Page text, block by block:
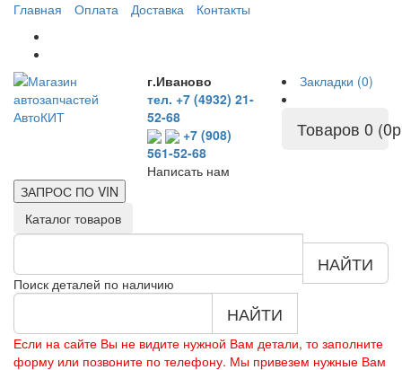
Главная Оплата Доставка Контакты
г.Иваново
тел. +7 (4932) 21-
52-68
+7 (908)
561-52-68
Написать нам
Закладки (0)
Товаров 0
ЗАПРОС ПО VIN
Каталог товаров
Поиск деталей по наличию
НАЙТИ
НАЙТИ
Если на сайте Вы не видите нужной Вам детали, то заполните
форму или позвоните по телефону. Мы привезем нужные Вам